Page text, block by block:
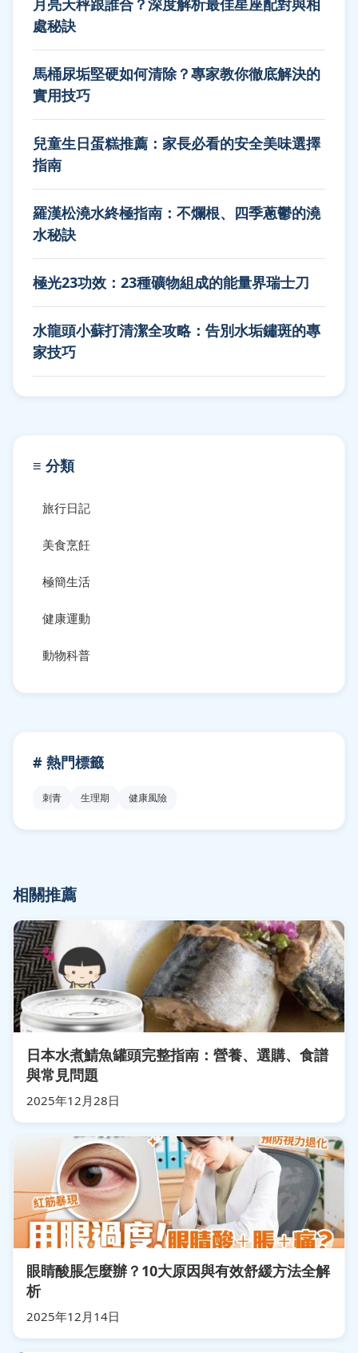
月亮天秤跟誰合？深度解析最佳星座配對與相
處秘訣
馬桶尿垢堅硬如何清除？專家教你徹底解決的
實用技巧
兒童生日蛋糕推薦：家長必看的安全美味選擇
指南
羅漢松澆水終極指南：不爛根、四季蔥鬱的澆
水秘訣
極光23功效：23種礦物組成的能量界瑞士刀
水龍頭小蘇打清潔全攻略：告別水垢鏽斑的專
家技巧
≡ 分類
旅行日記
美食烹飪
極簡生活
健康運動
動物科普
# 熱門標籤
刺青 生理期 健康風險
相關推薦
日本水煮鯖魚罐頭完整指南：營養、選購、食譜
與常見問題
2025年12月28日
眼睛酸脹怎麼辦？10大原因與有效舒緩方法全解
析
2025年12月14日